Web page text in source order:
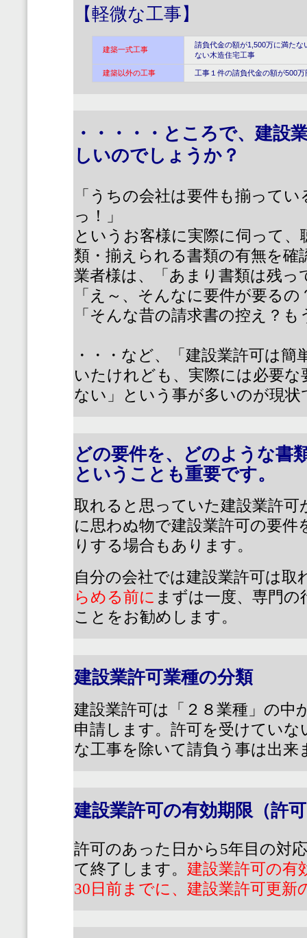
【軽微な工事】
建築一式工事
請負代金の額が1,500万に満た
ない木造住宅工事
建築以外の工事 工事１件の請負代金の額が500
・・・・・ところで、建設
しいのでしょうか？
「うちの会社は要件も揃って
っ！」
というお客様に実際に伺って
類・揃えられる書類の有無を
業者様は、
「あまり書類は残
「え～、そんなに要件が要るの
「そんな昔の請求書の控え？
・・・など、「建設業許可は
いたけれども、実際には必要
ない」という事が多いのが現状
どの要件を、どのような書
ということも重要です。
取れると思っていた建設業許
に思わぬ物で建設業許可の要件
りする場合もあります。
自分の会社では建設業許可は取
らめる前に まずは一度、専門
ことをお勧めします。
建設業許可業種の分類
建設業許可は「２８業種」の中
申請します。許可を受けてい
な工事を除いて請負う事は出来
建設業許可の有効期限（許
許可のあった日から5年目の対
て終了します。 建設業許可の有
30日前までに、建設業許可更新